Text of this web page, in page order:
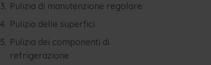
Pulizia di manutenzione regolare
Pulizia delle superfici
Pulizia dei componenti di
refrigerazione